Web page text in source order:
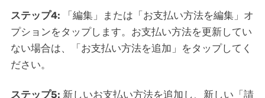
ステップ4:
「編集」または「お支払い方法を編集」オ
プションをタップします。お支払い方法を更新してい
ない場合は、「お支払い方法を追加」をタップしてく
ださい。
ステップ5: 新しいお支払い方法を追加し、新しい「請